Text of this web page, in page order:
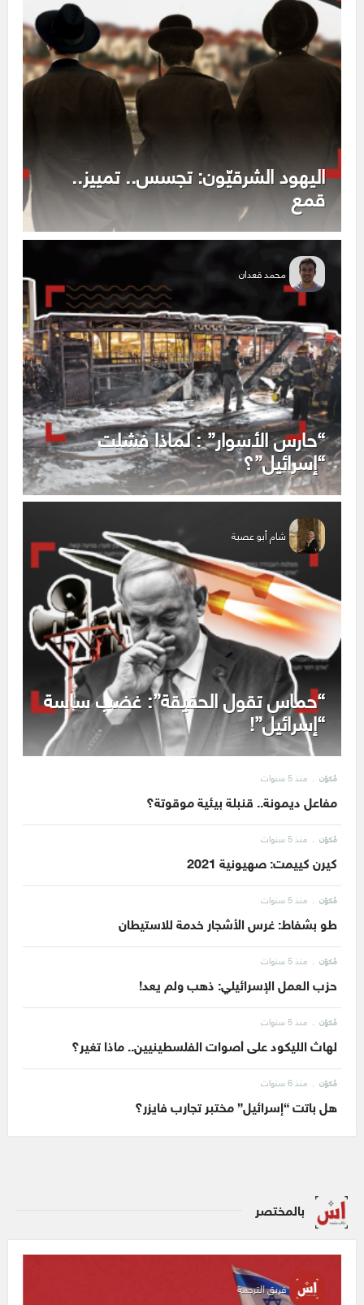
اليهود الشرقيّون: تجسس.. تمييز..
قمع
محمد قعدان
“حارس الأسوار” : لماذا فشلت
“إسرائيل”؟
شام أبو عصبة
“حماس تقول الحقيقة”: غضب ساسة
“إسرائيل”!
مُكوّن منذ 5 سنوات
مفاعل ديمونة.. قنبلة بيئية موقوتة؟
مُكوّن منذ 5 سنوات
كيرن كييمت: صهيونية 2021
مُكوّن منذ 5 سنوات
طو بشفاط: غرس الأشجار خدمة للاستيطان
مُكوّن منذ 5 سنوات
حزب العمل الإسرائيلي: ذهب ولم يعد!
مُكوّن منذ 5 سنوات
لهاث الليكود على أصوات الفلسطينيين.. ماذا تغير؟
مُكوّن منذ 6 سنوات
هل باتت “إسرائيل” مختبر تجارب فايزر؟
بالمختصر
فريق الترجمة